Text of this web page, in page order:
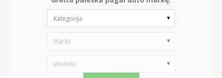
Kategorija
Markė
Modelis